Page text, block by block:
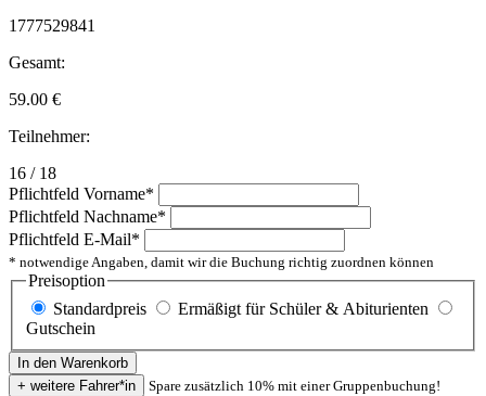
1777529841
Gesamt:
59.00 €
Teilnehmer:
16 / 18
Pflichtfeld Vorname*
Pflichtfeld Nachname*
Pflichtfeld E-Mail*
* notwendige Angaben, damit wir die Buchung richtig zuordnen können
Preisoption
Standardpreis
Ermäßigt für Schüler & Abiturienten
Gutschein
Spare zusätzlich 10% mit einer Gruppenbuchung!